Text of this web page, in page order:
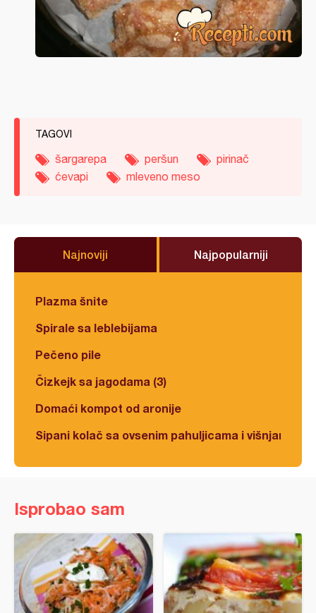
TAGOVI
šargarepa peršun
pirinač
ćevapi
mleveno meso
Najnoviji Najpopularniji
Plazma šnite
Spirale sa leblebijama
Pečeno pile
Čizkejk sa jagodama (3)
Domaći kompot od aronije
Sipani kolač sa ovsenim pahuljicama i višnjama
Isprobao sam